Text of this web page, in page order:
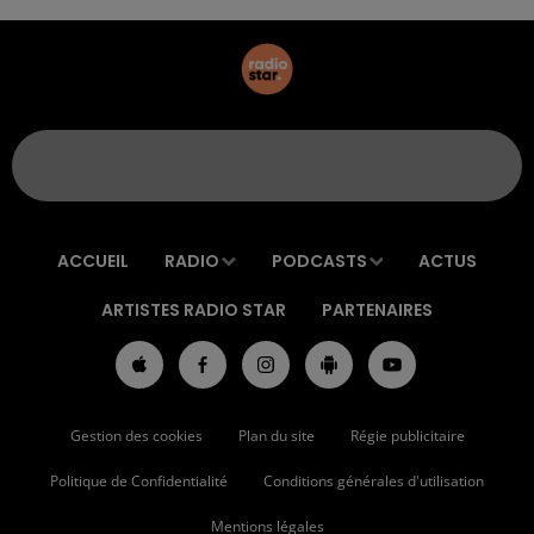
ACCUEIL RADIO PODCASTS ACTUS
ARTISTES RADIO STAR PARTENAIRES
Gestion des cookies Plan du site Régie publicitaire
Politique de Confidentialité Conditions générales d'utilisation
Mentions légales